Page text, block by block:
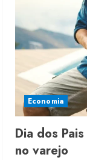
a
d
n
g
Economia
Dia dos
no varejo